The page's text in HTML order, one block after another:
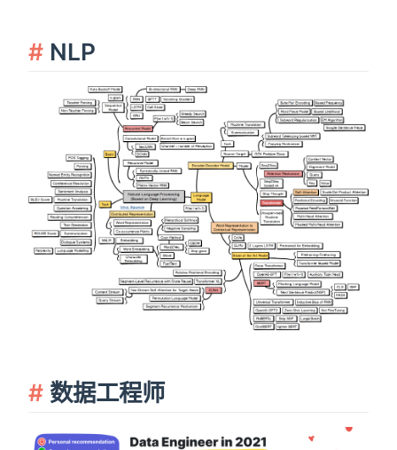
NLP
数据工程师